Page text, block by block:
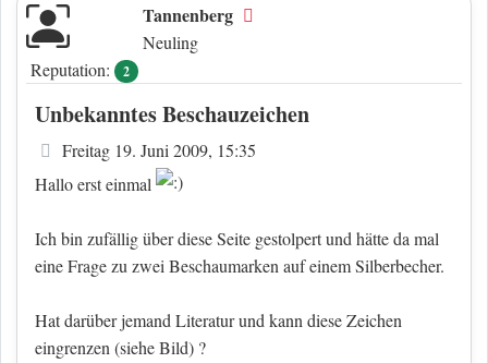
Tannenberg
Neuling
Reputation:
2
Unbekanntes Beschauzeichen
Beitrag
Freitag 19. Juni 2009, 15:35
Hallo erst einmal
Ich bin zufällig über diese Seite gestolpert und hätte da mal
eine Frage zu zwei Beschaumarken auf einem Silberbecher.
Hat darüber jemand Literatur und kann diese Zeichen
eingrenzen (siehe Bild) ?